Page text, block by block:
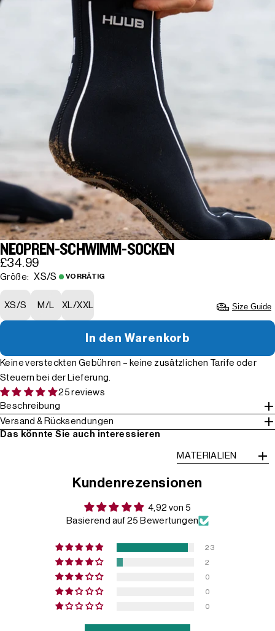
NEOPREN-SCHWIMM-SOCKEN
£34.99
Größe: XS/S VORRÄTIG
XS/S M/L XL/XXL Size Guide
In den Warenkorb
Keine versteckten Gebühren – keine zusätzlichen Tarife oder
Steuern bei der Lieferung.
25 reviews
Beschreibung
Versand & Rücksendungen
Das könnte Sie auch interessieren
MATERIALIEN
Kundenrezensionen
4,92 von 5
Basierend auf 25 Bewertungen
23
2
0
0
0